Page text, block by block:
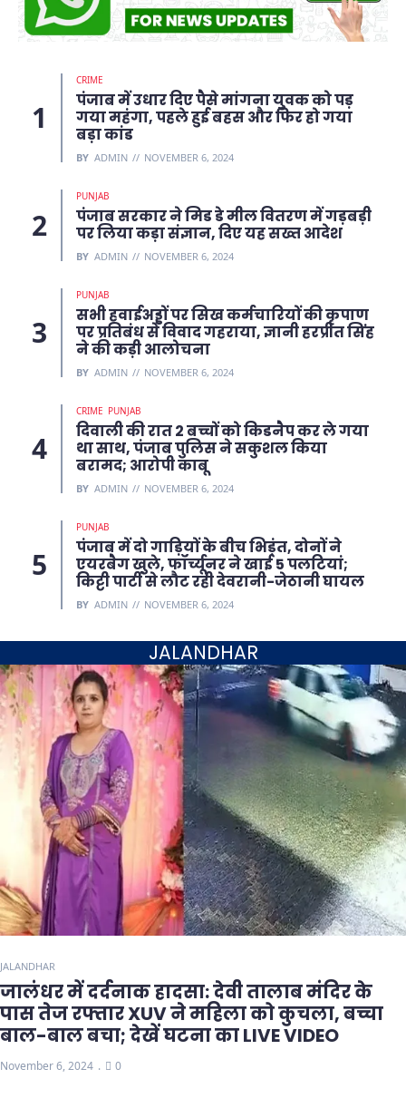
CRIME
पंजाब में उधार दिए पैसे मांगना युवक को पड़
गया महंगा, पहले हुई बहस और फिर हो गया
बड़ा कांड
BY ADMIN NOVEMBER 6, 2024
PUNJAB
पंजाब सरकार ने मिड डे मील वितरण में गड़बड़ी
पर लिया कड़ा संज्ञान, दिए यह सख्त आदेश
BY ADMIN NOVEMBER 6, 2024
PUNJAB
सभी हवाईअड्डों पर सिख कर्मचारियों की कृपाण
पर प्रतिबंध से विवाद गहराया, ज्ञानी हरप्रीत सिंह
ने की कड़ी आलोचना
BY ADMIN NOVEMBER 6, 2024
CRIME PUNJAB
दिवाली की रात 2 बच्चों को किडनैप कर ले गया
था साथ, पंजाब पुलिस ने सकुशल किया
बरामद; आरोपी काबू
BY ADMIN NOVEMBER 6, 2024
PUNJAB
पंजाब में दो गाड़ियों के बीच भिड़ंत, दोनों ने
एयरबैग खुले, फॉर्च्यूनर ने खाई 5 पलटियां;
किट्टी पार्टी से लौट रही देवरानी-जेठानी घायल
BY ADMIN NOVEMBER 6, 2024
JALANDHAR
JALANDHAR
जालंधर में दर्दनाक हादसा: देवी तालाब मंदिर के
पास तेज रफ्तार XUV ने महिला को कुचला, बच्चा
बाल-बाल बचा; देखें घटना का LIVE VIDEO
November 6, 2024 0